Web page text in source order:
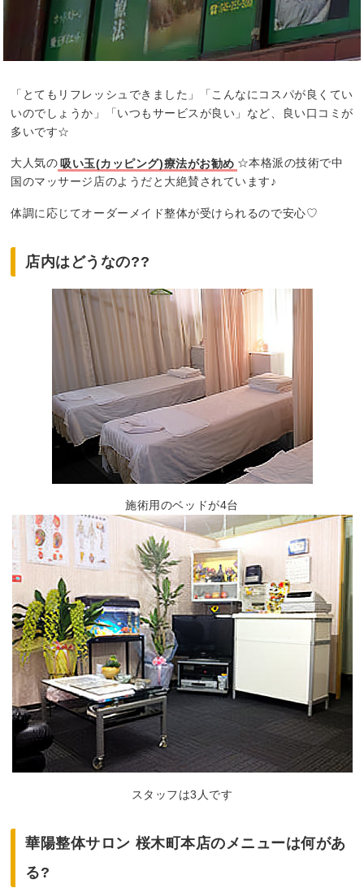
「とてもリフレッシュできました」「こんなにコスパが良くてい
いのでしょうか」「いつもサービスが良い」など、良い口コミが
多いです☆
大人気の 吸い玉(カッピング)療法がお勧め ☆本格派の技術で中
国のマッサージ店のようだと大絶賛されています♪
体調に応じてオーダーメイド整体が受けられるので安心♡
店内はどうなの??
施術用のベッドが4台
スタッフは3人です
華陽整体サロン 桜木町本店のメニューは何があ
る?